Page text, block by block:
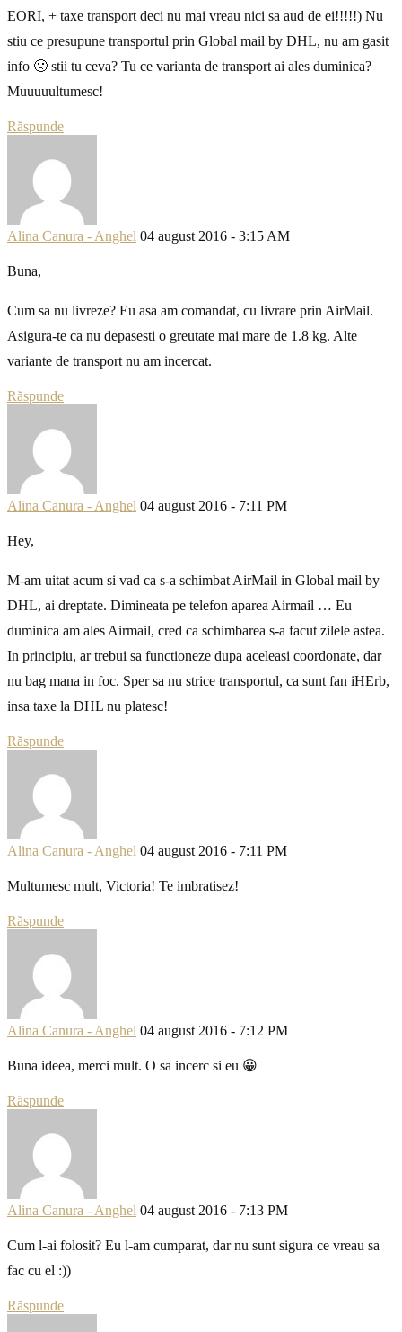
EORI, + taxe transport deci nu mai vreau nici sa aud de ei!!!!!) Nu
stiu ce presupune transportul prin Global mail by DHL, nu am gasit
info 🙁 stii tu ceva? Tu ce varianta de transport ai ales duminica?
Muuuuultumesc!
Răspunde
Alina Canura - Anghel 04 august 2016 - 3:15 AM
Buna,
Cum sa nu livreze? Eu asa am comandat, cu livrare prin AirMail.
Asigura-te ca nu depasesti o greutate mai mare de 1.8 kg. Alte
variante de transport nu am incercat.
Răspunde
Alina Canura - Anghel 04 august 2016 - 7:11 PM
Hey,
M-am uitat acum si vad ca s-a schimbat AirMail in Global mail by
DHL, ai dreptate. Dimineata pe telefon aparea Airmail … Eu
duminica am ales Airmail, cred ca schimbarea s-a facut zilele astea.
In principiu, ar trebui sa functioneze dupa aceleasi coordonate, dar
nu bag mana in foc. Sper sa nu strice transportul, ca sunt fan iHErb,
insa taxe la DHL nu platesc!
Răspunde
Alina Canura - Anghel 04 august 2016 - 7:11 PM
Multumesc mult, Victoria! Te imbratisez!
Răspunde
Alina Canura - Anghel 04 august 2016 - 7:12 PM
Buna ideea, merci mult. O sa incerc si eu 😀
Răspunde
Alina Canura - Anghel 04 august 2016 - 7:13 PM
Cum l-ai folosit? Eu l-am cumparat, dar nu sunt sigura ce vreau sa
fac cu el :))
Răspunde